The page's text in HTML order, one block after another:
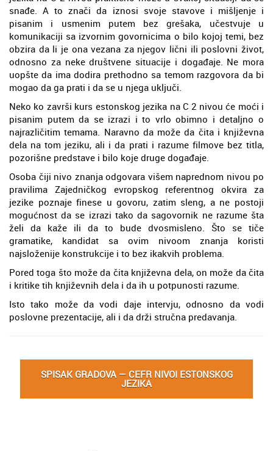
snađe. A to znači da iznosi svoje stavove i mišljenje i
pisanim i usmenim putem bez grešaka, učestvuje u
komunikaciji sa izvornim govornicima o bilo kojoj temi, bez
obzira da li je ona vezana za njegov lični ili poslovni život,
odnosno za neke društvene situacije i događaje. Ne mora
uopšte da ima dodira prethodno sa temom razgovora da bi
mogao da ga prati i da se u njega uključi.
Neko ko završi kurs estonskog jezika na C 2 nivou će moći i
pisanim putem da se izrazi i to vrlo obimno i detaljno o
najrazličitim temama. Naravno da može da čita i književna
dela na tom jeziku, ali i da prati i razume filmove bez titla,
pozorišne predstave i bilo koje druge događaje.
Osoba čiji nivo znanja odgovara višem naprednom nivou po
pravilima Zajedničkog evropskog referentnog okvira za
jezike poznaje finese u govoru, zatim sleng, a ne postoji
mogućnost da se izrazi tako da sagovornik ne razume šta
želi da kaže ili da to bude dvosmisleno. Što se tiče
gramatike, kandidat sa ovim nivoom znanja koristi
najsloženije konstrukcije i to bez ikakvih problema.
Pored toga što može da čita književna dela, on može da čita
i kritike tih književnih dela i da ih u potpunosti razume.
Isto tako može da vodi daje intervju, odnosno da vodi
poslovne prezentacije, ali i da drži stručna predavanja.
SPISAK GRADOVA — CEFR NIVOI ESTONSKOG
JEZIKA